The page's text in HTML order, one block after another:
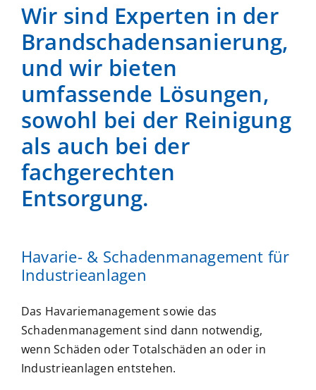
Wir sind Experten in der
Brandschaden­sanierung,
und wir bieten
umfassende Lösungen,
sowohl bei der Reinigung
als auch bei der
fachgerechten
Entsorgung.
Havarie- & Schadenmanagement für
Industrieanlagen
Das Havariemanagement sowie das
Schadenmanagement sind dann notwendig,
wenn Schäden oder Totalschäden an oder in
Industrieanlagen entstehen.